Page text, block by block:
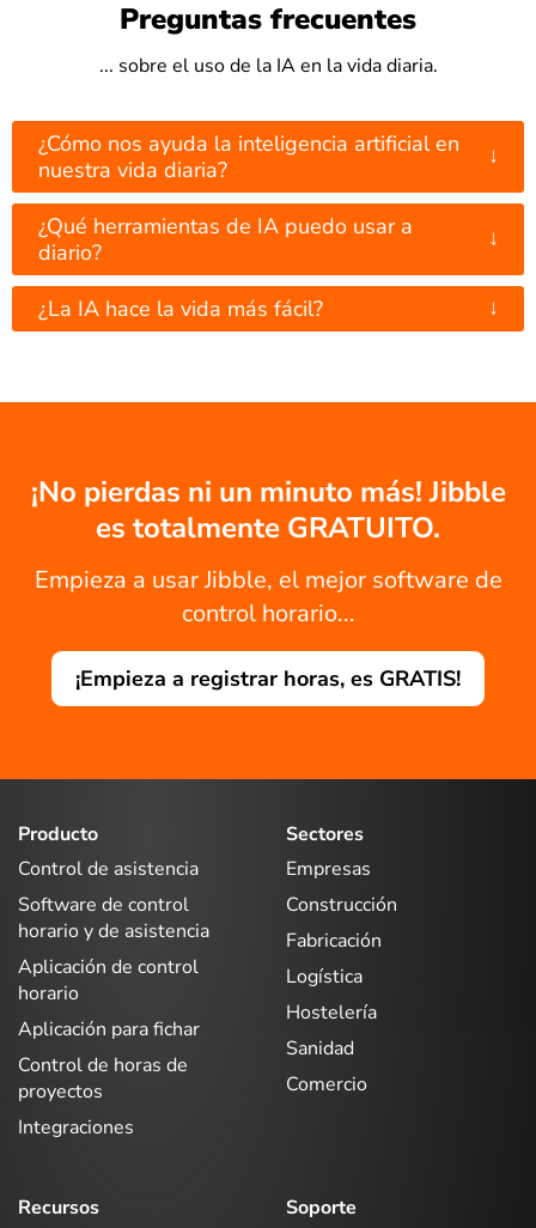
Preguntas frecuentes
... sobre el uso de la IA en la vida diaria.
¿Cómo nos ayuda la inteligencia artificial en
nuestra vida diaria?
↓
¿Qué herramientas de IA puedo usar a
diario?
↓
¿La IA hace la vida más fácil? ↓
¡No pierdas ni un minuto más! Jibble
es totalmente GRATUITO.
Empieza a usar Jibble, el mejor software de
control horario...
¡Empieza a registrar horas, es GRATIS!
Producto
Control de asistencia
Software de control
horario y de asistencia
Aplicación de control
horario
Aplicación para fichar
Control de horas de
proyectos
Integraciones
Sectores
Empresas
Construcción
Fabricación
Logística
Hostelería
Sanidad
Comercio
Recursos
Soporte